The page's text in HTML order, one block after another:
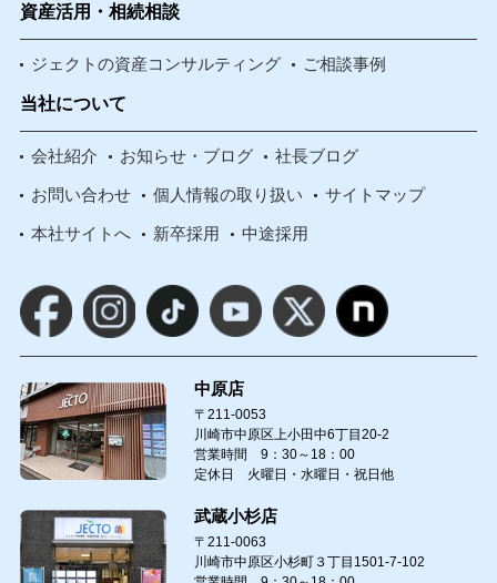
資産活用・相続相談
ジェクトの資産コンサルティング ご相談事例
当社について
会社紹介 お知らせ・ブログ 社長ブログ
お問い合わせ 個人情報の取り扱い サイトマップ
本社サイトへ 新卒採用 中途採用
中原店
〒211-0053
川崎市中原区上小田中6丁目20-2
営業時間 9：30～18：00
定休日 火曜日・水曜日・祝日他
武蔵小杉店
〒211-0063
川崎市中原区小杉町３丁目1501-7-102